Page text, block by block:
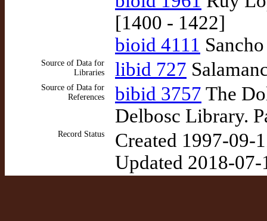
[1400 - 1422]
bioid 4111
Source of Data for
Libraries
libid 727
Source of Data for
References
bibid 3757 The
Delbosc Library.
Record Status
Created 1997-09-
Updated 2018-07-